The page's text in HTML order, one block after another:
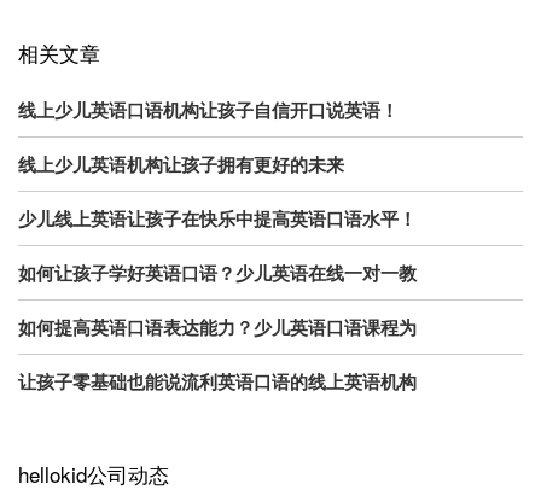
相关文章
线上少儿英语口语机构让孩子自信开口说英语！
线上少儿英语机构让孩子拥有更好的未来
少儿线上英语让孩子在快乐中提高英语口语水平！
如何让孩子学好英语口语？少儿英语在线一对一教
如何提高英语口语表达能力？少儿英语口语课程为
让孩子零基础也能说流利英语口语的线上英语机构
hellokid公司动态